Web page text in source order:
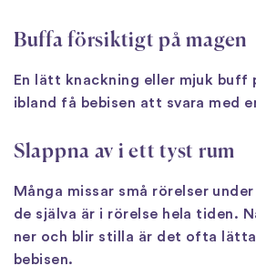
Buffa försiktigt på magen
En lätt knackning eller mjuk buff
ibland få bebisen att svara med
Slappna av i ett tyst rum
Många missar små rörelser
de själva är i rörelse hela tiden.
ner och blir stilla är det ofta
bebisen.